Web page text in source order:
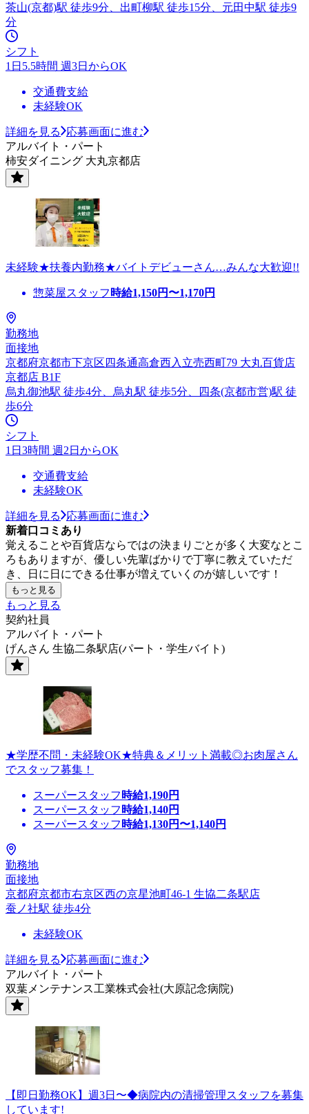
茶山(京都)駅 徒歩9分、出町柳駅 徒歩15分、元田中駅 徒歩9
分
シフト
1日5.5時間 週3日からOK
交通費支給
未経験OK
詳細を見る
応募画面に進む
アルバイト・パート
柿安ダイニング 大丸京都店
未経験★扶養内勤務★バイトデビューさん…みんな大歓迎!!
惣菜屋スタッフ 時給1,150円〜1,170円
勤務地
面接地
京都府京都市下京区四条通高倉西入立売西町79 大丸百貨店
京都店 B1F
烏丸御池駅 徒歩4分、烏丸駅 徒歩5分、四条(京都市営)駅 徒
歩6分
シフト
1日3時間 週2日からOK
交通費支給
未経験OK
詳細を見る
応募画面に進む
新着口コミあり
覚えることや百貨店ならではの決まりごとが多く大変なとこ
ろもありますが、優しい先輩ばかりで丁寧に教えていただ
き、日に日にできる仕事が増えていくのが嬉しいです！
もっと見る
もっと見る
契約社員
アルバイト・パート
げんさん 生協二条駅店(パート・学生バイト)
★学歴不問・未経験OK★特典＆メリット満載◎お肉屋さん
でスタッフ募集！
スーパースタッフ 時給1,190円
スーパースタッフ 時給1,140円
スーパースタッフ 時給1,130円〜1,140円
勤務地
面接地
京都府京都市右京区西の京星池町46-1 生協二条駅店
蚕ノ社駅 徒歩4分
未経験OK
詳細を見る
応募画面に進む
アルバイト・パート
双葉メンテナンス工業株式会社(大原記念病院)
【即日勤務OK】週3日〜◆病院内の清掃管理スタッフを募集
しています!